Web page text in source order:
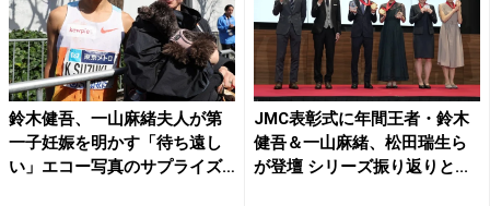
鈴木健吾、一山麻緒夫人が第
一子妊娠を明かす「待ち遠し
い」エコー写真のサプライズ
JMC表彰式に年間王者・鈴木
健吾＆一山麻緒、松田瑞生ら
が登壇 シリーズ振り返りと...